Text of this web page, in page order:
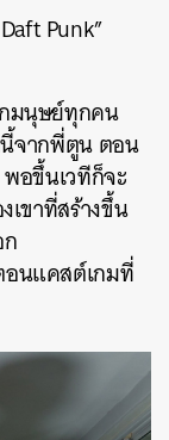
Daft Punk”
มนุษย์ทุกคน
นี้จากพี่ตูน ตอน
อขึ้นเวทีก็จะ
ขาที่สร้างขึ้น
อนแคสต์เกมที่